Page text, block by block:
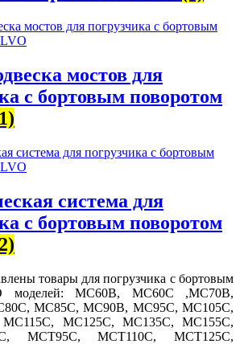
мостов для
с бортовым поворотом
система для
с бортовым поворотом
товары для погрузчика с бортовым
моделей: MC60B, MC60C ,MC70B,
MC85C, MC90B, MC95C, MC105C,
MC125C, MC135C, MC155C,
MCT95C, MCT110C, MCT125C,